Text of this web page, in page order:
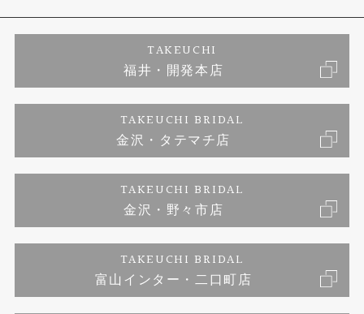
エタニティリング
婚約ネックレス
アフターメンテナンス
富山指輪工房｜手作りペアリング
富山指輪工房｜手作り結婚指輪 and 婚約指輪
富山指輪工房｜手作り婚約指輪プロポーズプラン
お問い合わせ
プライバシーポリシー
TAKEUCHI
福井・開発本店
TAKEUCHI BRIDAL
金沢・タテマチ店
TAKEUCHI BRIDAL
金沢・野々市店
TAKEUCHI BRIDAL
富山インター・二口町店